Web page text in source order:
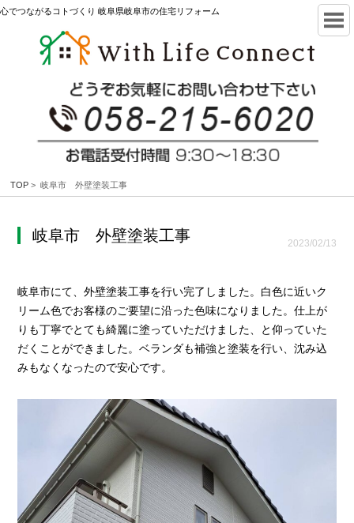
心でつながるコトづくり 岐阜県岐阜市の住宅リフォーム
TOP > 岐阜市 外壁塗装工事
岐阜市 外壁塗装工事 2023/02/13
岐阜市にて、外壁塗装工事を行い完了しました。白色に近いク
リーム色でお客様のご要望に沿った色味になりました。仕上が
りも丁寧でとても綺麗に塗っていただけました、と仰っていた
だくことができました。ベランダも補強と塗装を行い、沈み込
みもなくなったので安心です。